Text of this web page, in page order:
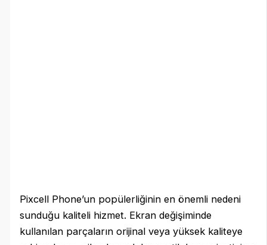
Pixcell Phone’un popülerliğinin en önemli nedeni
sunduğu kaliteli hizmet. Ekran değişiminde
kullanılan parçaların orijinal veya yüksek kaliteye